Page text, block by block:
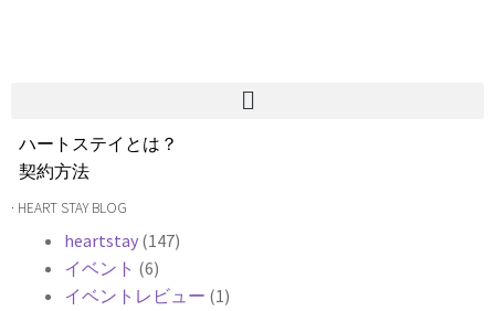
ハートステイとは？
契約方法
韓国不動産情報
よくある質問
Heartee
· HEART STAY BLOG
heartstay (147)
イベント (6)
イベントレビュー (1)